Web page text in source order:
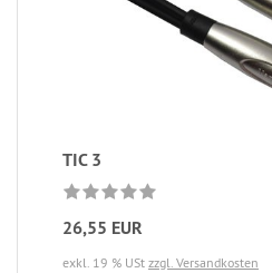
TIC 3
26,55 EUR
exkl. 19 % USt zzgl. Versandkosten